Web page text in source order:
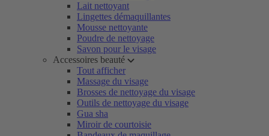
Lait nettoyant
Lingettes démaquillantes
Mousse nettoyante
Poudre de nettoyage
Savon pour le visage
Accessoires beauté
Tout afficher
Massage du visage
Brosses de nettoyage du visage
Outils de nettoyage du visage
Gua sha
Miroir de courtoisie